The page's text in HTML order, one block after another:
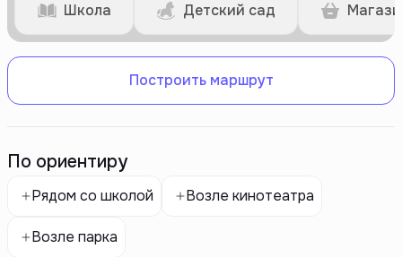
Школа Детский сад
Построить маршрут
По ориентиру
Рядом со школой Возле кинотеатра
Возле парка